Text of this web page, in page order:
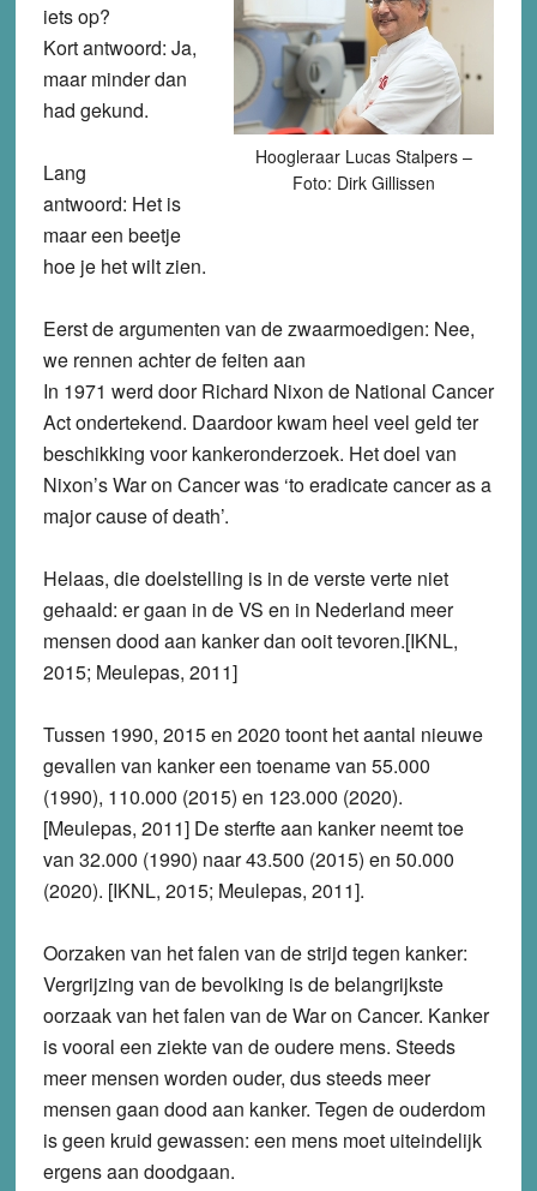
Hoogleraar Lucas Stalpers –
Foto: Dirk Gillissen
iets op?
Kort antwoord: Ja,
maar minder dan
had gekund.
Lang
antwoord: Het is
maar een beetje
hoe je het wilt zien.
Eerst de argumenten van de zwaarmoedigen: Nee,
we rennen achter de feiten aan
In 1971 werd door Richard Nixon de National Cancer
Act ondertekend. Daardoor kwam heel veel geld ter
beschikking voor kankeronderzoek. Het doel van
Nixon’s War on Cancer was ‘to eradicate cancer as a
major cause of death’.
Helaas, die doelstelling is in de verste verte niet
gehaald: er gaan in de VS en in Nederland meer
mensen dood aan kanker dan ooit tevoren.[IKNL,
2015; Meulepas, 2011]
Tussen 1990, 2015 en 2020 toont het aantal nieuwe
gevallen van kanker een toename van 55.000
(1990), 110.000 (2015) en 123.000 (2020).
[Meulepas, 2011] De sterfte aan kanker neemt toe
van 32.000 (1990) naar 43.500 (2015) en 50.000
(2020). [IKNL, 2015; Meulepas, 2011].
Oorzaken van het falen van de strijd tegen kanker:
Vergrijzing van de bevolking is de belangrijkste
oorzaak van het falen van de War on Cancer. Kanker
is vooral een ziekte van de oudere mens. Steeds
meer mensen worden ouder, dus steeds meer
mensen gaan dood aan kanker. Tegen de ouderdom
is geen kruid gewassen: een mens moet uiteindelijk
ergens aan doodgaan.